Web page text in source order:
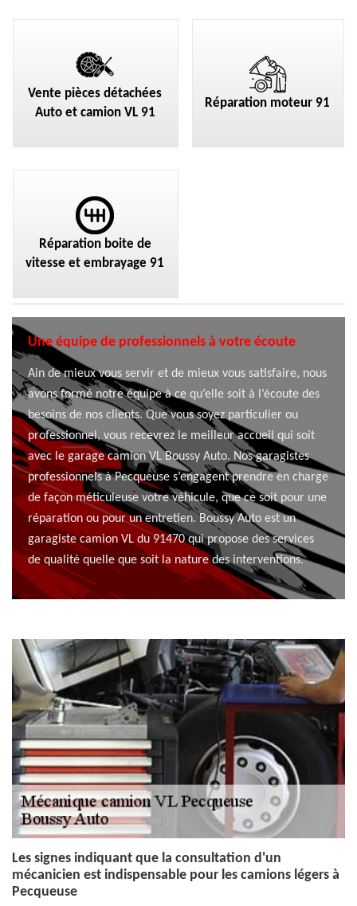
Vente pièces détachées
Auto et camion VL 91
Réparation moteur 91
Réparation boite de
vitesse et embrayage 91
Une équipe de professionnels à votre écoute
Ain de mieux vous servir et de mieux vous satisfaire, nous
avons formé notre équipe à ce qu’elle soit à l’écoute des
besoins de nos clients. Que vous soyez particulier ou
professionnel, vous recevrez le meilleur accueil qui soit
avec le garage camion VL Boussy Auto. Nos garagistes
professionnels à Pecqueuse s’engagent prendre en charge
de façon méticuleuse votre véhicule, que ce soit pour une
réparation ou pour un entretien. Boussy Auto est un
garagiste camion VL du 91470 qui propose des services
de qualité quelle que soit la nature des interventions.
Les signes indiquant que la consultation d'un
mécanicien est indispensable pour les camions légers à
Pecqueuse